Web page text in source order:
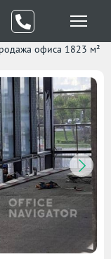
офиса 1823 м²